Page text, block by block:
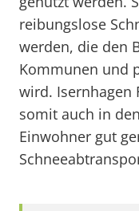
reibungslose
werden, die den
Kommunen und
wird. Isernhagen
somit auch in
Einwohner gut